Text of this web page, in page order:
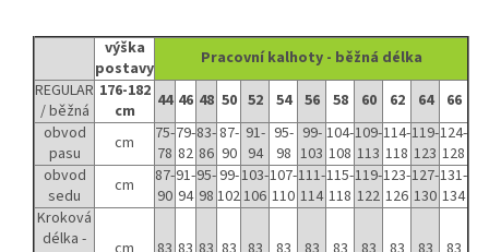
výška
postavy
Pracovní kalhoty - běžná délka
REGULAR
/ běžná
176-182
cm
44 46 48 50 52 54 56 58 60 62 64
66
obvod
pasu
cm
75-
78
79-
82
83-
86
87-
90
91-
94
95-
98
99-
103
104-
108
109-
113
114-
118
119-
123
124-
128
obvod
sedu
cm
87-
90
91-
94
95-
98
99-
102
103-
106
107-
110
111-
114
115-
118
119-
122
123-
126
127-
130
131-
134
Kroková
délka -